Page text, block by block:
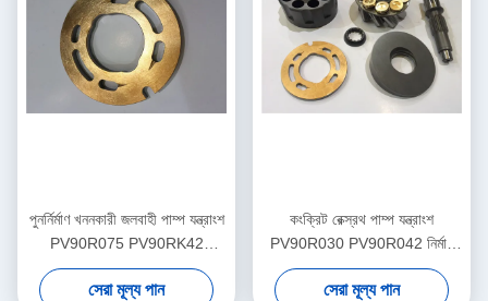
পুনর্নির্মাণ খননকারী জলবাহী পাম্প যন্ত্রাংশ
PV90R075 PV90RK42
PV90L42 মাল্টি মডেল
সেরা মূল্য পান
কংক্রিট রেক্স্রথ পাম্প যন্ত্রাংশ
PV90R030 PV90R042 নির্মাণ
যন্ত্রপাতি সহায়তা
সেরা মূল্য পান